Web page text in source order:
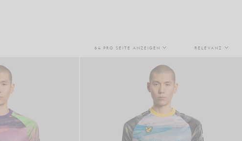
64 PRO SEITE ANZEIGEN RELEVANZ